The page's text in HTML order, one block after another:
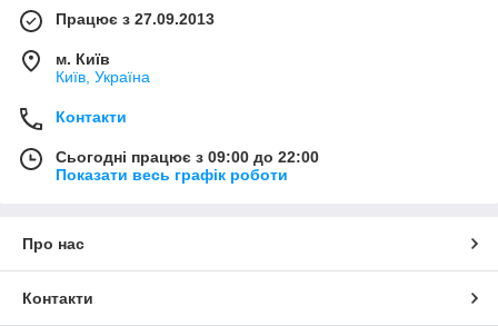
Працює з 27.09.2013
м. Київ
Київ, Україна
Контакти
Сьогодні працює з 09:00 до 22:00
Показати весь графік роботи
Про нас
Контакти